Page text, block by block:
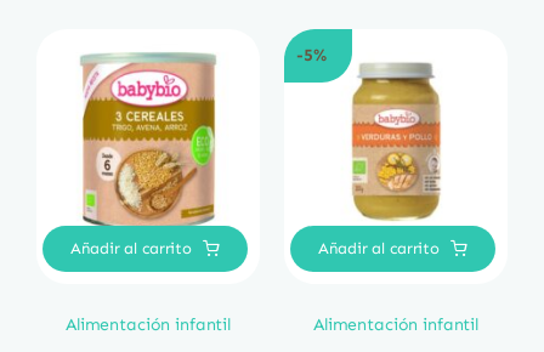
30,90 €.29,05 €.
era:
20,80 €.19,76 €.
Añadir al carrito
Alimentación infantil
Añadir al carrito
-5%
Alimentación infantil